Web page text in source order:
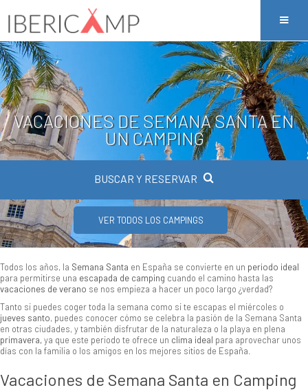
VACACIONES DE SEMANA SANTA EN
UN CAMPING
BUSCAR Y RESERVAR
VER TODOS LOS CAMPINGS
Todos los años, la Semana Santa en España se convierte en un periodo ideal
para permitirse una escapada de camping cuando el camino hasta las
vacaciones de verano se nos empieza a hacer un poco largo ¿verdad?
Tanto si puedes coger toda la semana como si te escapas el miércoles o
jueves santo, puedes conocer cómo se celebra la pasión de la Semana Santa
en otras ciudades, y también disfrutar de la naturaleza o la playa en plena
primavera,ya que este periodo te ofrece un clima ideal para aprovechar unos
días con la familia o los amigos en los mejores sitios de España.
Vacaciones de Semana Santa en Camping